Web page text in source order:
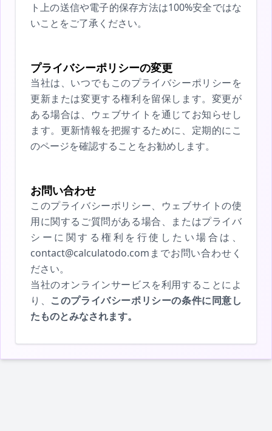
ト上の送信や電子的保存方法は100%安全ではな
いことをご了承ください。
プライバシーポリシーの変更
当社は、いつでもこのプライバシーポリシーを
更新または変更する権利を留保します。変更が
ある場合は、ウェブサイトを通じてお知らせし
ます。更新情報を把握するために、定期的にこ
のページを確認することをお勧めします。
お問い合わせ
このプライバシーポリシー、ウェブサイトの使
用に関するご質問がある場合、またはプライバ
シーに関する権利を行使したい場合は、
contact@calculatodo.comまでお問い合わせく
ださい。
当社のオンラインサービスを利用することによ
り、 このプライバシーポリシーの条件に同意し
たものとみなされます。